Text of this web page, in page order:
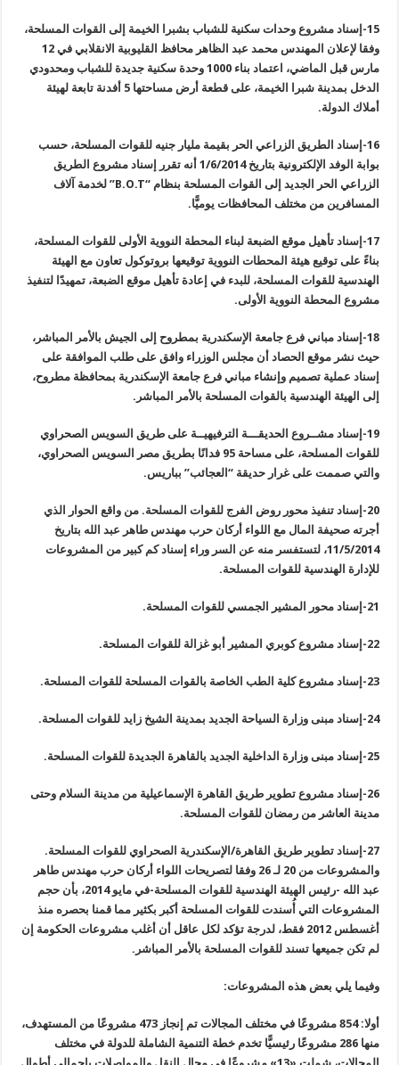
15- إسناد مشروع وحدات سكنية للشباب بشبرا الخيمة إلى القوات المسلحة،
وفقا لإعلان المهندس محمد عبد الظاهر محافظ القليوبية الانقلابي في 12
مارس قبل الماضي، اعتماد بناء 1000 وحدة سكنية جديدة للشباب ومحدودي
الدخل بمدينة شبرا الخيمة، على قطعة أرض مساحتها 5 أفدنة تابعة لهيئة
أملاك الدولة.
16- إسناد الطريق الزراعي الحر بقيمة مليار جنيه للقوات المسلحة، حسب
بوابة الوفد الإلكترونية بتاريخ 1/6/2014 أنه تقرر إسناد مشروع الطريق
الزراعي الحر الجديد إلى القوات المسلحة بنظام “B.O.T”
لخدمة آلاف
المسافرين من مختلف المحافظات يوميًّا.
17- إسناد تأهيل موقع الضبعة لبناء المحطة النووية الأولى للقوات المسلحة،
بناءً على توقيع هيئة المحطات النووية توقيعها بروتوكول تعاون مع الهيئة
الهندسية للقوات المسلحة، للبدء في إعادة تأهيل موقع الضبعة، تمهيدًا لتنفيذ
مشروع المحطة النووية الأولى.
18- إسناد مباني فرع جامعة الإسكندرية بمطروح إلى الجيش بالأمر المباشر،
حيث نشر موقع الحصاد أن مجلس الوزراء وافق على طلب الموافقة على
إسناد عملية تصميم وإنشاء مباني فرع جامعة الإسكندرية بمحافظة مطروح،
إلى الهيئة الهندسية بالقوات المسلحة بالأمر المباشر .
19- إسناد مشــروع الحديقـــة الترفيهيــة على طريق السويس الصحراوي
للقوات المسلحة، على مساحة 95 فدانًا بطريق مصر السويس الصحراوي،
والتي صممت على غرار حديقة “العجائب” بباريس.
20-
إسناد تنفيذ محور روض الفرج للقوات المسلحة. من واقع الحوار الذي
أجرته صحيفة المال مع اللواء أركان حرب مهندس طاهر عبد الله بتاريخ
11/5/2014، لتستفسر منه عن السر وراء إسناد كم كبير من المشروعات
للإدارة الهندسية للقوات المسلحة.
21- إسناد محور المشير الجمسي للقوات المسلحة.
22- إسناد مشروع كوبري المشير أبو غزالة للقوات المسلحة.
23- إسناد مشروع كلية الطب الخاصة بالقوات المسلحة للقوات المسلحة.
24- إسناد مبنى وزارة السياحة الجديد بمدينة الشيخ زايد للقوات المسلحة.
25- إسناد مبنى وزارة الداخلية الجديد بالقاهرة الجديدة للقوات المسلحة.
26-
إسناد مشروع تطوير طريق القاهرة الإسماعيلية من مدينة السلام وحتى
مدينة العاشر من رمضان للقوات المسلحة.
27-
إسناد تطوير طريق القاهرة/الإسكندرية الصحراوي للقوات المسلحة.
والمشروعات من 20 لـ 26 وفقا لتصريحات اللواء أركان حرب مهندس طاهر
عبد الله -رئيس الهيئة الهندسية للقوات المسلحة-في مايو 2014، بأن حجم
المشروعات التي أُسندت للقوات المسلحة أكبر بكثير مما قمنا بحصره منذ
أغسطس 2012 فقط، لدرجة تؤكد لكل عاقل أن أغلب مشروعات الحكومة إن
لم تكن جميعها تسند للقوات المسلحة بالأمر المباشر .
وفيما يلي بعض هذه المشروعات:
أولا: 854 مشروعًا في مختلف المجالات تم إنجاز 473 مشروعًا من المستهدف،
منها 286 مشروعًا رئيسيًّا تخدم خطة التنمية الشاملة للدولة في مختلف